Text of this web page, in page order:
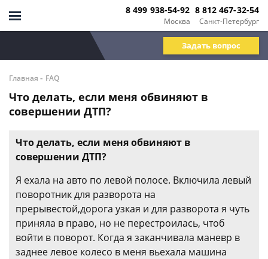
Москва
8 499 938-54-92
Санкт-Петербург
8 812 467-32-54
Задать вопрос
Главная - FAQ
Что делать, если меня обвиняют в
совершении ДТП?
Что делать, если меня обвиняют в
совершении ДТП?
Я ехала на авто по левой полосе. Включила левый
поворотник для разворота на
прерывестой,дорога узкая и для разворота я чуть
приняла в право, но не перестроилась, чтоб
войти в поворот. Когда я заканчивала маневр в
заднее левое колесо в меня вьехала машина